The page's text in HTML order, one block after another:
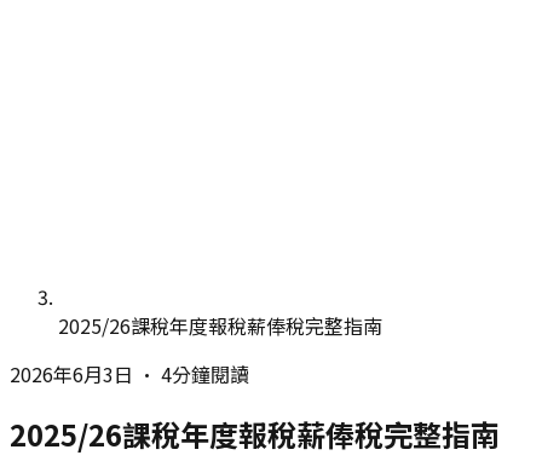
2025/26課稅年度報稅薪俸稅完整指南
2026年6月3日 • 4分鐘閱讀
2025/26課稅年度報稅薪俸稅完整指南